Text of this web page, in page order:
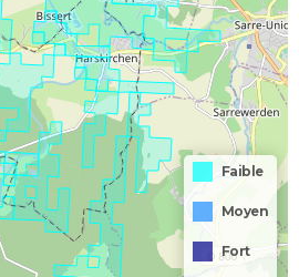
Faible
Moyen
Fort